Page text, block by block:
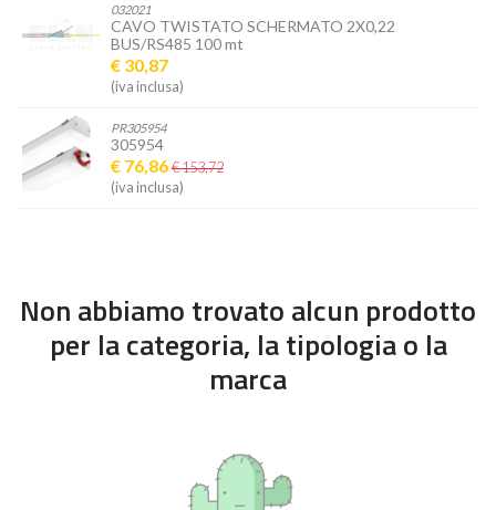
032021
CAVO TWISTATO SCHERMATO 2X0,22
BUS/RS485 100 mt
€ 30,87
(iva inclusa)
PR305954
305954
€ 76,86€ 153,72
(iva inclusa)
Non abbiamo trovato alcun prodotto
per la categoria, la tipologia o la
marca